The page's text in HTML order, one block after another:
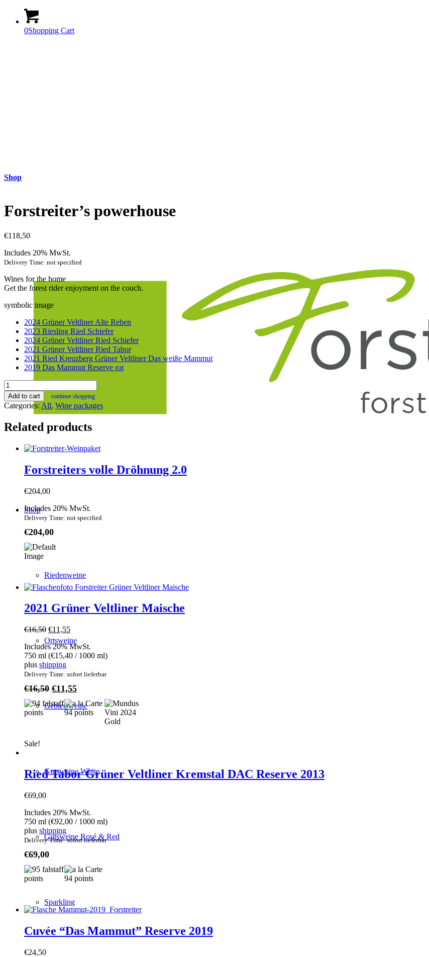
0Shopping Cart
Shop
Riedenweine
Ortsweine
Gebietsweine
Gutsweine White
Gutsweine Rosé & Red
Sparkling
Shop
Forstreiter’s powerhouse
€118,50
Includes 20% MwSt.
Delivery Time: not specified
Wines for the home
Get the forest rider enjoyment on the couch.
symbolic image
2024 Grüner Veltliner Alte Reben
2023 Riesling Ried Schiefer
2024 Grüner Veltliner Ried Schiefer
2021 Grüner Veltliner Ried Tabor
2021 Ried Kreuzberg Grüner Veltliner Das weiße Mammut
2019 Das Mammut Reserve rot
Forstreiter's
powerhouse
quantity
Add to cart continue shopping
Categories: All, Wine packages
Related products
Forstreiters volle Dröhnung 2.0
€204,00
Includes 20% MwSt.
Delivery Time: not specified
€204,00
2021 Grüner Veltliner Maische
€16,50 Original
price
was:
€16,50.
€11,55Current
price
is:
€11,55.
Includes 20% MwSt.
750 ml (€15,40 / 1000 ml)
plus shipping
Delivery Time: sofort lieferbar
€16,50 Original
price
was:
€16,50.
€11,55Current
price
is:
Sale!
Ried Tabor Grüner Veltliner Kremstal DAC Reserve 2013
€69,00
Includes 20% MwSt.
750 ml (€92,00 / 1000 ml)
plus shipping
Delivery Time: sofort lieferbar
€69,00
Cuvée “Das Mammut” Reserve 2019
€24,50